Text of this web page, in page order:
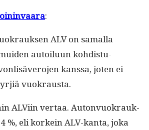
:
ALV on samal­la
autoilu­un kohdis­tu­
kanssa, joten ei
vuokrausta.
ALVi­in ver­taa. Auton­vuokrauk­
%, eli korkein ALV-kan­ta, joka